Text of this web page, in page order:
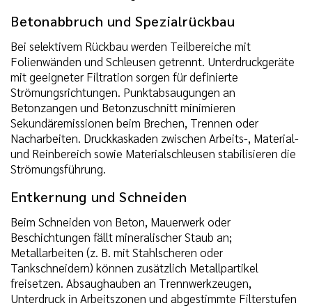
Betonabbruch und Spezialrückbau
Bei selektivem Rückbau werden Teilbereiche mit
Folienwänden und Schleusen getrennt. Unterdruckgeräte
mit geeigneter Filtration sorgen für definierte
Strömungsrichtungen. Punktabsaugungen an
Betonzangen und Betonzuschnitt minimieren
Sekundäremissionen beim Brechen, Trennen oder
Nacharbeiten. Druckkaskaden zwischen Arbeits-, Material-
und Reinbereich sowie Materialschleusen stabilisieren die
Strömungsführung.
Entkernung und Schneiden
Beim Schneiden von Beton, Mauerwerk oder
Beschichtungen fällt mineralischer Staub an;
Metallarbeiten (z. B. mit Stahlscheren oder
Tankschneidern) können zusätzlich Metallpartikel
freisetzen. Absaughauben an Trennwerkzeugen,
Unterdruck in Arbeitszonen und abgestimmte Filterstufen